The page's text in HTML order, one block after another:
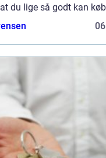
du lige så godt kan
en privatperson. Men